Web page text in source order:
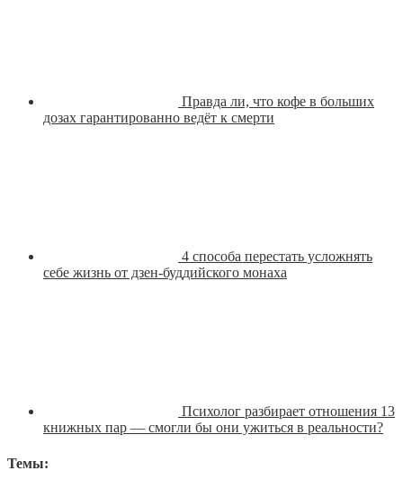
Правда ли, что кофе в больших
дозах гарантированно ведёт к смерти
4 способа перестать усложнять
себе жизнь от дзен-буддийского монаха
Психолог разбирает отношения 13
книжных пар — смогли бы они ужиться в реальности?
Темы: